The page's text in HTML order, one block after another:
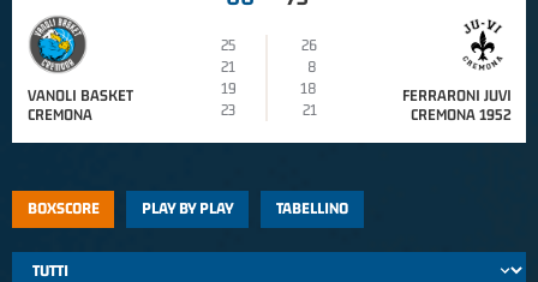
VANOLI BASKET
CREMONA
25
26
21
8
19
18
23
21
FERRARONI JUVI
CREMONA 1952
BOXSCORE PLAY BY PLAY TABELLINO